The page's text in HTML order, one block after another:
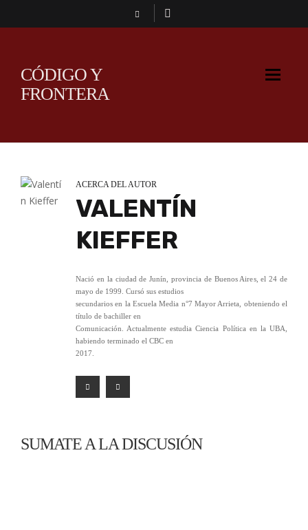
CÓDIGO Y
FRONTERA
ACERCA DEL AUTOR
VALENTÍN
KIEFFER
Nació en la ciudad de Junín, provincia de Buenos Aires, el 24 de
mayo de 1999. Cursó sus estudios
secundarios en la Escuela Media n°7 Mayor Arrieta, obteniendo el
título de bachiller en
Comunicación. Actualmente estudia Ciencia Política en la UBA,
habiendo terminado el CBC en
2017.
SUMATE A LA DISCUSIÓN